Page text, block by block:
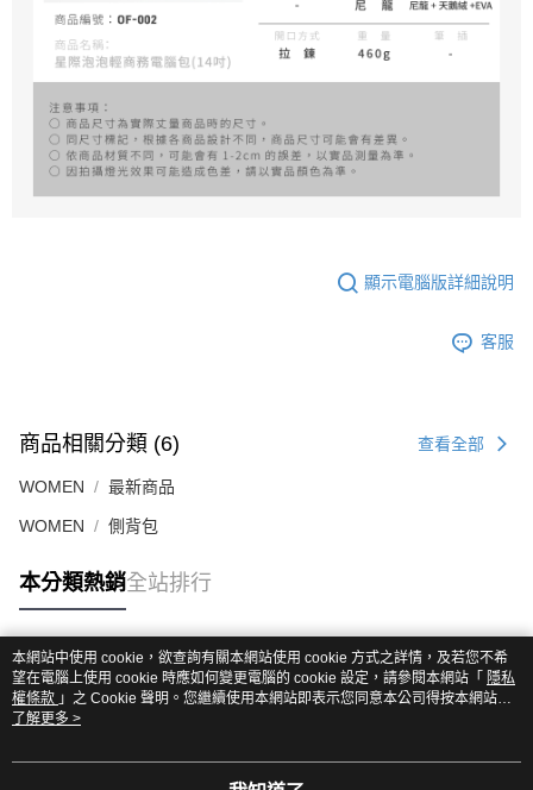
顯示電腦版詳細說明
客服
商品相關分類 (6) 查看全部
WOMEN 最新商品
WOMEN 側背包
本分類熱銷全站排行
熱門標籤
本網站中使用 cookie，欲查詢有關本網站使用 cookie 方式之詳情，及若您不希
望在電腦上使用 cookie 時應如何變更電腦的 cookie 設定，請參閱本網站「 隱私
權條款 」之 Cookie 聲明。您繼續使用本網站即表示您同意本公司得按本網站使
用條款之 Cookie 聲明使用 cookie。
了解更多 >